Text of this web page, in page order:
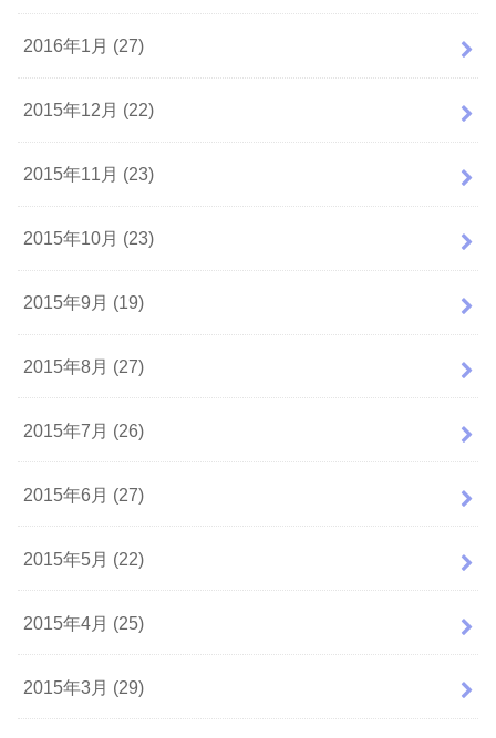
2016年1月 (27)
2015年12月 (22)
2015年11月 (23)
2015年10月 (23)
2015年9月 (19)
2015年8月 (27)
2015年7月 (26)
2015年6月 (27)
2015年5月 (22)
2015年4月 (25)
2015年3月 (29)